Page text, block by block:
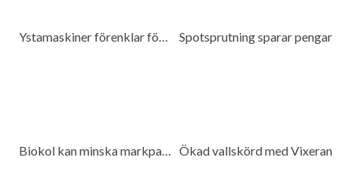
Spotsprutning sparar pengar
Biokol kan minska markpackning Ökad vallskörd med Vixeran